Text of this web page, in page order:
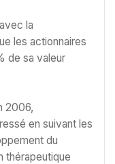
la
les actionnaires
de sa valeur
2006,
en suivant les
du
thérapeutique